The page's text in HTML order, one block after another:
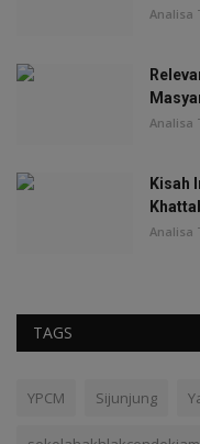
Analisa
Analisa
Kisah
Analisa
TAGS
YPCM Sijunjung